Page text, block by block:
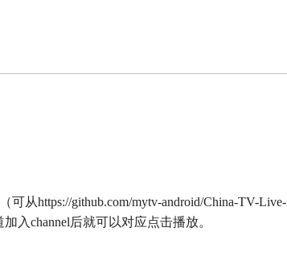
可从https://github.com/mytv-android/China-TV-Live-
入channel后就可以对应点击播放。